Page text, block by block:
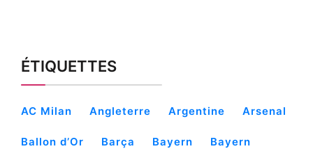
ÉTIQUETTES
AC Milan Angleterre Argentine Arsenal
Ballon d’Or Barça Bayern Bayern